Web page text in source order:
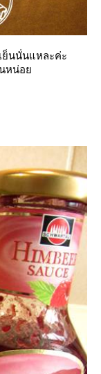
ย็นนั่นแหละค่ะ
นหน่อ